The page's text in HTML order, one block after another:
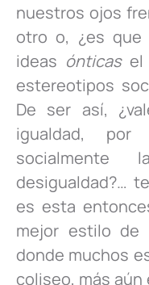
nuestros ojos
otro o, ¿es
ideas ónticasel
estereotipos
De ser así,
igualdad, por
desigualdad?…
es esta
mejor estilo de
donde muchos
coliseo, más